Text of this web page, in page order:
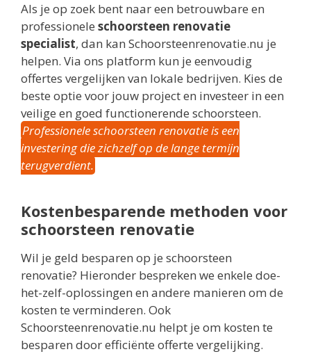
Als je op zoek bent naar een betrouwbare en
professionele schoorsteen renovatie
specialist, dan kan Schoorsteenrenovatie.nu je
helpen. Via ons platform kun je eenvoudig
offertes vergelijken van lokale bedrijven. Kies de
beste optie voor jouw project en investeer in een
veilige en goed functionerende schoorsteen.
Professionele schoorsteen renovatie is een
investering die zichzelf op de lange termijn
terugverdient.
Kostenbesparende methoden voor
schoorsteen renovatie
Wil je geld besparen op je schoorsteen
renovatie? Hieronder bespreken we enkele doe-
het-zelf-oplossingen en andere manieren om de
kosten te verminderen. Ook
Schoorsteenrenovatie.nu helpt je om kosten te
besparen door efficiënte offerte vergelijking.